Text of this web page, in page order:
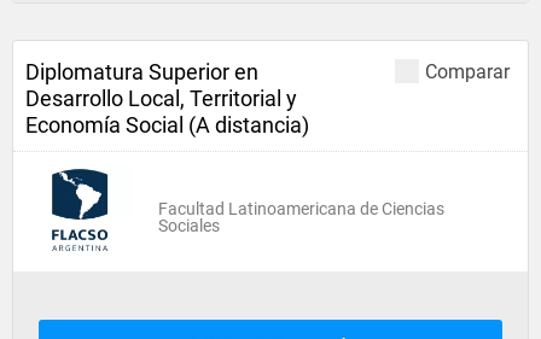
Comparar
Diplomatura Superior en
Desarrollo Local, Territorial y
Economía Social (A distancia)
Facultad Latinoamericana de Ciencias
Sociales